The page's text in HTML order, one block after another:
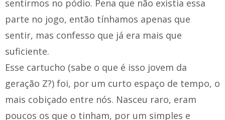
sentirmos no pódio. Pena que não existia essa
parte no jogo, então tínhamos apenas que
sentir, mas confesso que já era mais que
suficiente.
Esse cartucho (sabe o que é isso jovem da
geração Z?) foi, por um curto espaço de tempo, o
mais cobiçado entre nós. Nasceu raro, eram
poucos os que o tinham, por um simples e